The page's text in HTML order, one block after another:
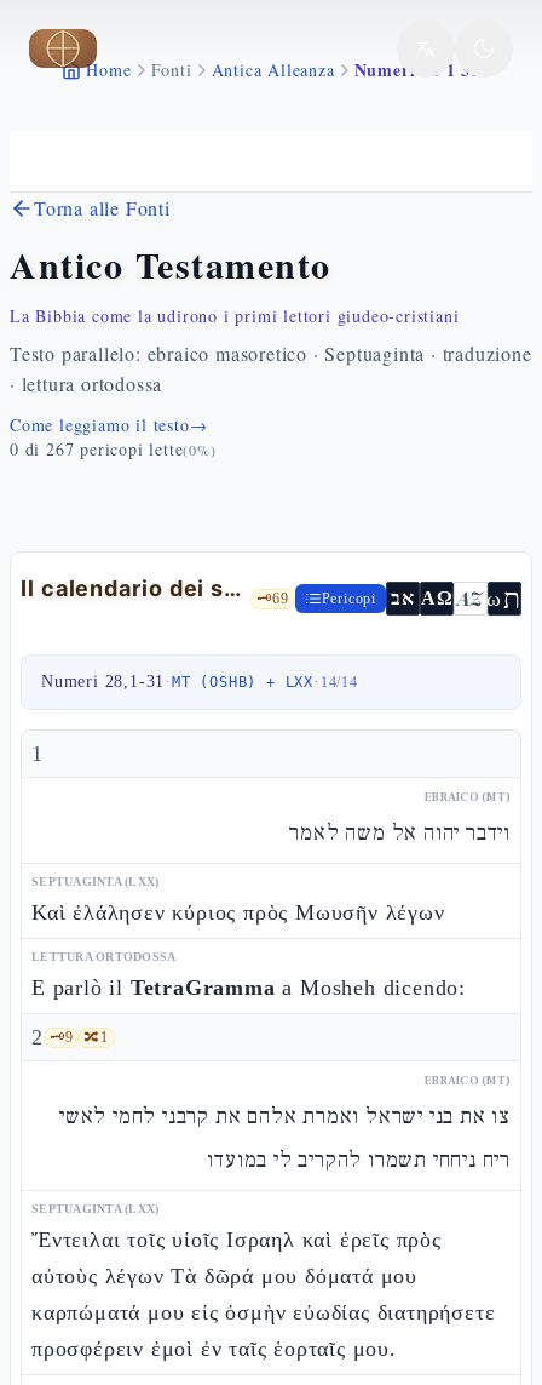
Vai al contenuto principale
Home Fonti Antica Alleanza Numeri 28 1 31
Torna alle Fonti
Antico Testamento
La Bibbia come la udirono i primi lettori giudeo-cristiani
Testo parallelo: ebraico masoretico · Septuaginta · traduzione
· lettura ortodossa
Come leggiamo il testo→
0 di 267 pericopi lette(0%)
Il calendario dei sacrifici pubblici: tamìd, Shabbàt, Rosh Chòdesh, Pèsach, Shavuòt — Nm 28,1-31 🗝️69 Pericopi אב ΑΩ AZωת
Numeri 28,1-31 ·MT (OSHB) + LXX· 14/14
1
EBRAICO (MT)
וידבר יהוה אל משה לאמר
SEPTUAGINTA (LXX)
Καὶ ἐλάλησεν κύριος πρὸς Μωυσῆν λέγων
LETTURA ORTODOSSA
E parlò il TetraGramma a Mosheh dicendo:
2 🗝️9 🔀1
EBRAICO (MT)
צו את בני ישראל ואמרת אלהם את קרבני לחמי לאשי
ריח ניחחי תשמרו להקריב לי במועדו
SEPTUAGINTA (LXX)
Ἔντειλαι τοῖς υἱοῖς Ισραηλ καὶ ἐρεῖς πρὸς
αὐτοὺς λέγων Τὰ δῶρά μου δόματά μου
καρπώματά μου εἰς ὀσμὴν εὐωδίας διατηρήσετε
προσφέρειν ἐμοὶ ἐν ταῖς ἑορταῖς μου.